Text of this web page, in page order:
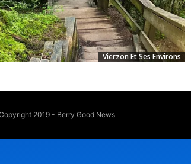
Vierzon Et Ses Environs
2019 - Berry Good News